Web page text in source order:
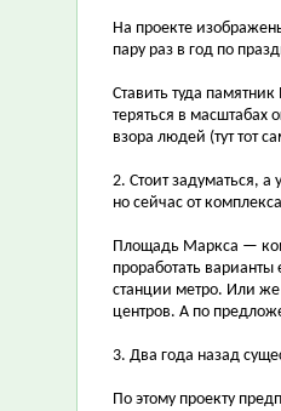
На проекте
пару раз в год по
Ставить туда
теряться в масштабах
взора людей (тут тот
2. Стоит задуматься,
но сейчас от
Площадь Маркса —
проработать
станции метро. Или
центров. А по
3. Два года назад
По этому проекту